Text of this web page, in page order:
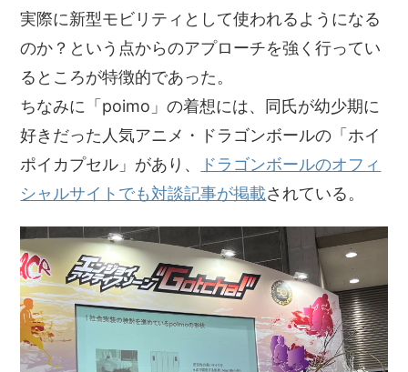
実際に新型モビリティとして使われるようになる
のか？という点からのアプローチを強く行ってい
るところが特徴的であった。
ちなみに「poimo」の着想には、同氏が幼少期に
好きだった人気アニメ・ドラゴンボールの「ホイ
ポイカプセル」があり、
ドラゴンボールのオフィ
シャルサイトでも対談記事が掲載されている。